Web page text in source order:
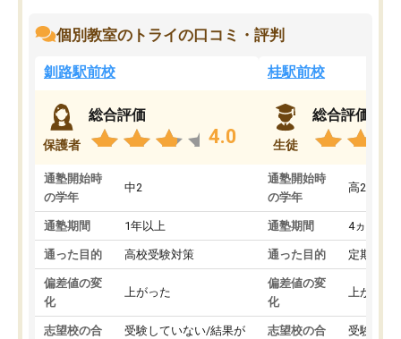
個別教室のトライの口コミ・評判
釧路駅前校
保護者
総合評価
4.0
通塾開始時
の学年
中2
通塾期間 1年以上
通った目的 高校受験対策
偏差値の変
化
上がった
志望校の合
受験していない/結果が
桂駅前校
生徒
総合評価
通塾開始時
の学年
高2
通塾期間 4ヵ月～1
通った目的 定期テス
偏差値の変
化
上がった
志望校の合
受験して